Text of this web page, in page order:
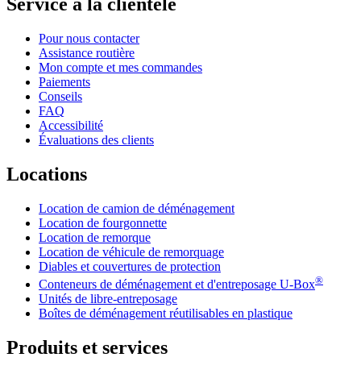
Service à la clientèle
Pour nous contacter
Assistance routière
Mon compte et mes commandes
Paiements
Conseils
FAQ
Accessibilité
Évaluations des clients
Locations
Location de camion de déménagement
Location de fourgonnette
Location de remorque
Location de véhicule de remorquage
Diables et couvertures de protection
Conteneurs de déménagement et d'entreposage U-Box®
Unités de libre-entreposage
Boîtes de déménagement réutilisables en plastique
Produits et services